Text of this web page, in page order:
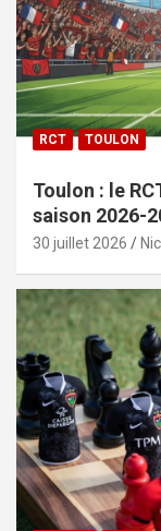
RCT TOULON
Toulon : le
saison 2026-
30 juillet 2026